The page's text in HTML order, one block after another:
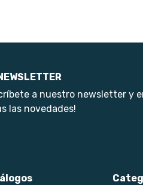
a nuestro newsletter y
las novedades!